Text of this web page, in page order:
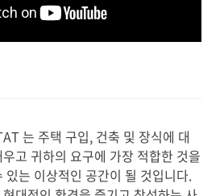
는 주택 구입, 건축 및 장식에 대
고 귀하의 요구에 가장 적합한 것을
있는 이상적인 공간이 될 것입니다.